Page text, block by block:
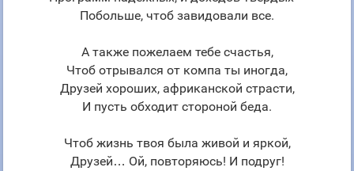
Побольше, чтоб завидовали все.
А также пожелаем тебе счастья,
Чтоб отрывался от компa ты иногда,
Друзей хороших, африканской страсти,
И пусть обходит стороной беда.
Чтоб жизнь твоя была живой и яркой,
Друзей… Ой, повторяюсь! И подруг!